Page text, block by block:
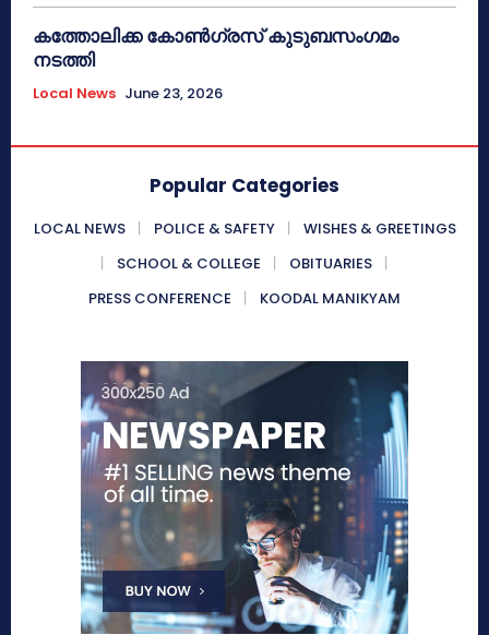
കത്തോലിക്ക കോൺഗ്രസ് കുടുബസംഗമം
നടത്തി
Local News June 23, 2026
Popular Categories
LOCAL NEWS POLICE & SAFETY
WISHES & GREETINGS
SCHOOL & COLLEGE
OBITUARIES
PRESS CONFERENCE
KOODAL MANIKYAM